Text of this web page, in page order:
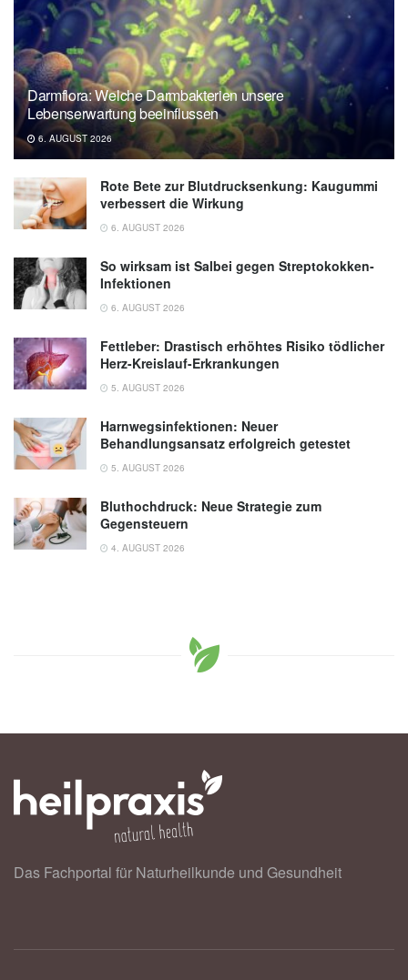
Lebensmittelsicherheit: Nickel, (Abruf:
16.07.2019),Bayerisches Landesamt für
Gesundheit und Lebensmittelsicherheit
Darmflora: Welche Darmbakterien unsere
Lebenserwartung beeinflussen
6. AUGUST 2026
Rote Bete zur Blutdrucksenkung: Kaugummi
verbessert die Wirkung
6. AUGUST 2026
So wirksam ist Salbei gegen Streptokokken-
Infektionen
6. AUGUST 2026
Fettleber: Drastisch erhöhtes Risiko tödlicher
Herz-Kreislauf-Erkrankungen
5. AUGUST 2026
Harnwegsinfektionen: Neuer
Behandlungsansatz erfolgreich getestet
5. AUGUST 2026
Bluthochdruck: Neue Strategie zum
Gegensteuern
4. AUGUST 2026
Das Fachportal für Naturheilkunde und Gesundheit